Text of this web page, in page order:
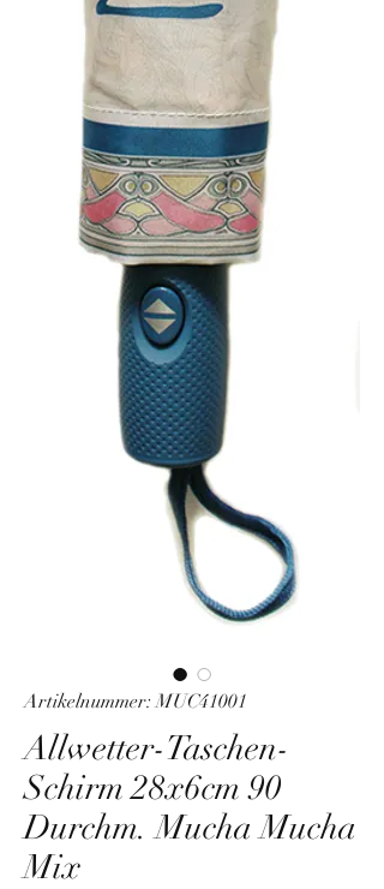
Artikelnummer: MUC41001
Allwetter-Taschen-
Schirm 28x6cm 90
Durchm. Mucha Mucha
Mix